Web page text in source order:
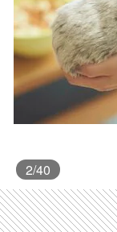
2/40